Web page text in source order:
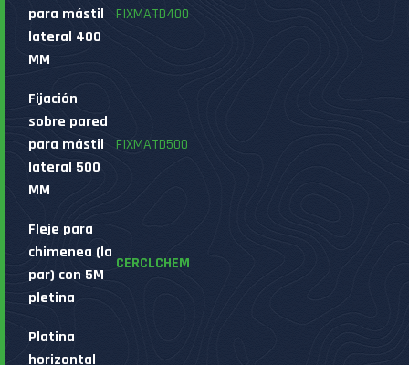
para mástil
lateral 400
MM
FIXMATD400
Fijación
sobre pared
para mástil
lateral 500
MM
FIXMATD500
Fleje para
chimenea (la
par) con 5M
pletina
CERCLCHEM
Platina
horizontal